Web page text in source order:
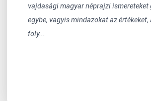
vajdasági magyar néprajzi
egybe, vagyis mindazokat az értékeket,
foly...